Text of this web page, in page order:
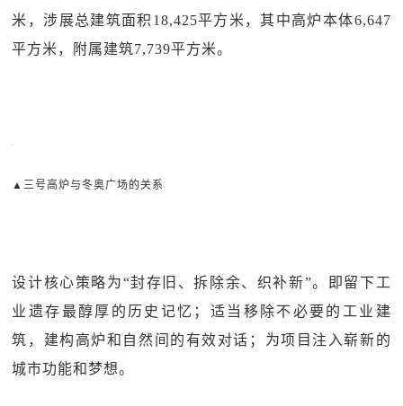
米，涉展总建筑面积18,425平方米，其中高炉本体6,647
平方米，附属建筑7,739平方米。
▲三号高炉与冬奥广场的关系
设计核心策略为“封存旧、拆除余、织补新”。即留下工
业遗存最醇厚的历史记忆；适当移除不必要的工业建
筑，建构高炉和自然间的有效对话；为项目注入崭新的
城市功能和梦想。